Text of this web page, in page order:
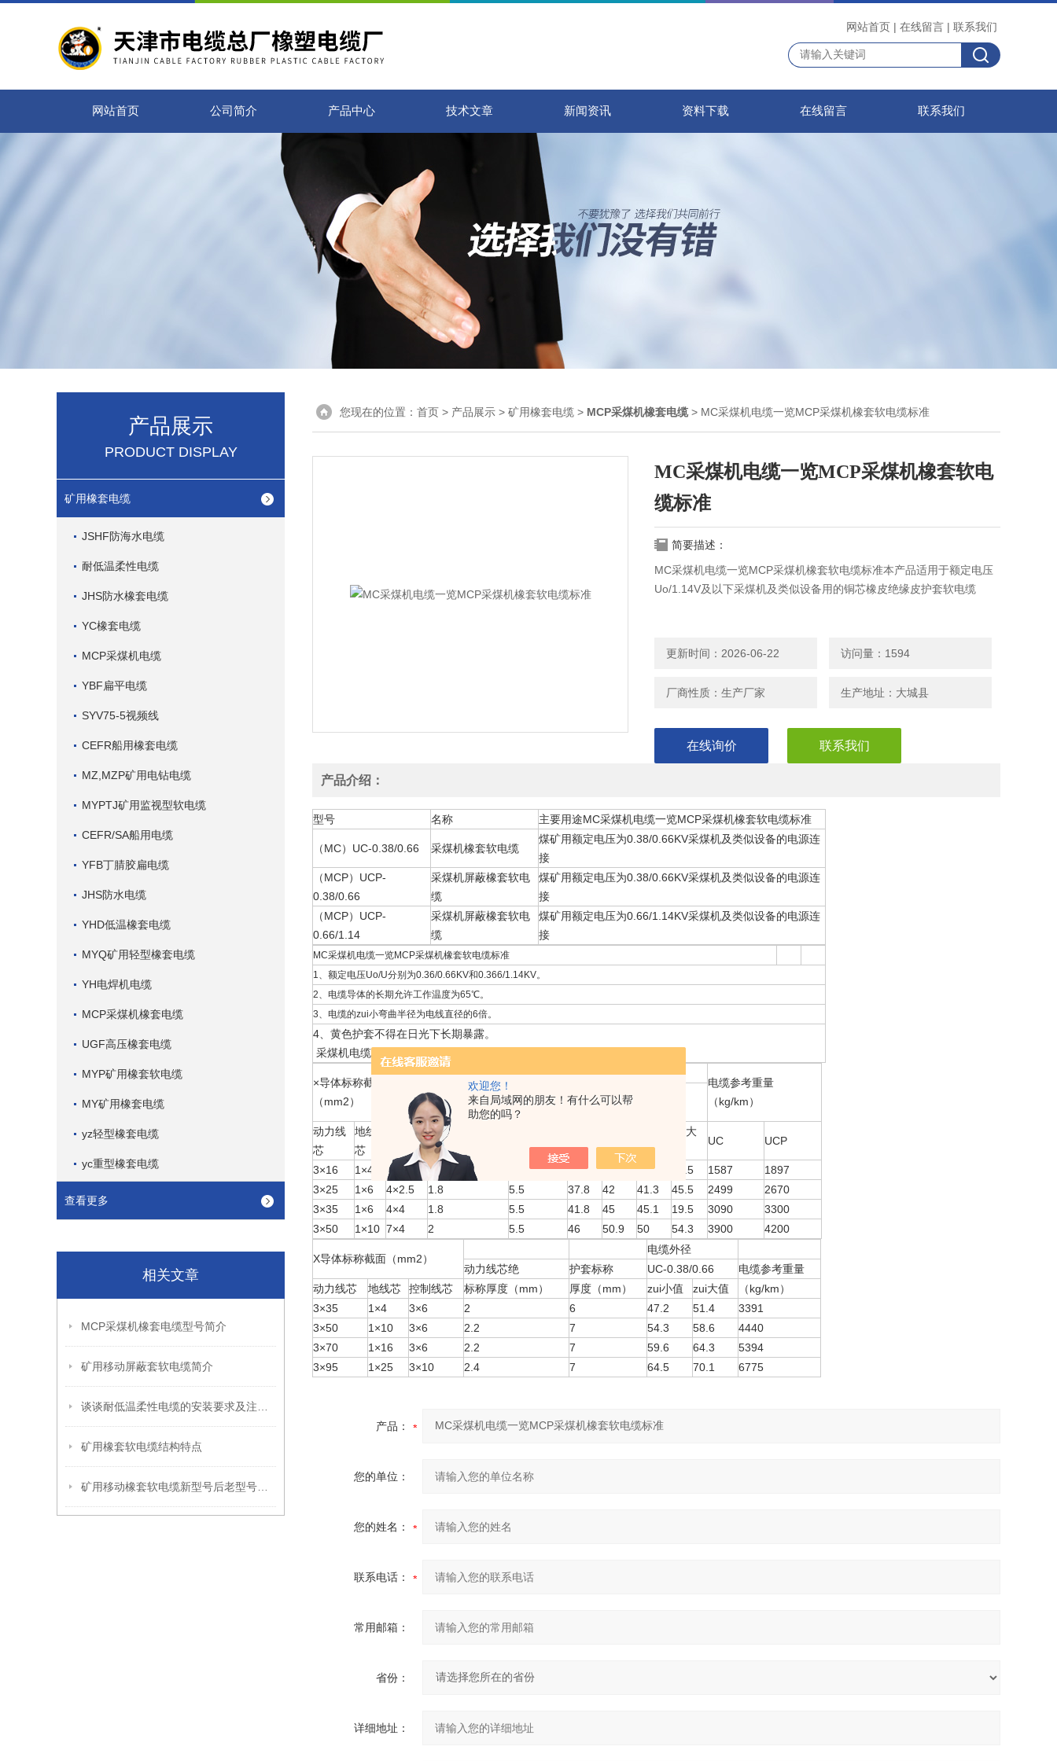
欢迎您！
来自局域网的朋友！有什么可以帮
助您的吗？
网站首页 | 在线留言 | 联系我们
网站首页 公司简介 产品中心 技术文章 新闻资讯 资料下载 在线留言 联系我们
产品展示
PRODUCT DISPLAY
矿用橡套电缆
JSHF防海水电缆
耐低温柔性电缆
JHS防水橡套电缆
YC橡套电缆
MCP采煤机电缆
YBF扁平电缆
SYV75-5视频线
CEFR船用橡套电缆
MZ,MZP矿用电钻电缆
MYPTJ矿用监视型软电缆
CEFR/SA船用电缆
YFB丁腈胶扁电缆
JHS防水电缆
YHD低温橡套电缆
MYQ矿用轻型橡套电缆
YH电焊机电缆
MCP采煤机橡套电缆
UGF高压橡套电缆
MYP矿用橡套软电缆
MY矿用橡套电缆
yz轻型橡套电缆
yc重型橡套电缆
查看更多
相关文章
MCP采煤机橡套电缆型号简介
矿用移动屏蔽套软电缆简介
矿用橡套软电缆结构特点
您现在的位置： 首页 > 产品展示 > 矿用橡套电缆 > MCP采煤机橡套电缆> MC采煤机电缆一览MCP采煤机橡套软电缆标准
MC采煤机电缆一览MCP采煤机橡套软电
缆标准
简要描述：
MC采煤机电缆一览MCP采煤机橡套软电缆标准本产品适用于额定电压
Uo/1.14V及以下采煤机及类似设备用的铜芯橡皮绝缘皮护套软电缆
更新时间：2026-06-22 访问量：1594
厂商性质：生产厂家 生产地址：大城县
在线询价 联系我们
产品介绍：
型号 名称 主要用途MC采煤机电缆一览MCP采煤机橡套软电缆标准
（MC）UC-0.38/0.66 采煤机橡套软电缆
煤矿用额定电压为0.38/0.66KV采煤机及类似设备的电源连
接
（MCP）UCP-
0.38/0.66
采煤机屏蔽橡套软电
缆
煤矿用额定电压为0.38/0.66KV采煤机及类似设备的电源连
接
（MCP）UCP-
0.66/1.14
采煤机屏蔽橡套软电
缆
煤矿用额定电压为0.66/1.14KV采煤机及类似设备的电源连
接
MC采煤机电缆一览MCP采煤机橡套软电缆标准
1、额定电压Uo/U分别为0.36/0.66KV和0.366/1.14KV。
2、电缆导体的长期允许工作温度为65℃。
3、电缆的zui小弯曲半径为电线直径的6倍。
4、黄色护套不得在日光下长期暴露。
采煤机电缆一览采煤机橡套软电缆标准外径
×导体标称截面
（mm2）
电缆外径
电缆参考重量
（kg/km）
动力线芯绝缘 护套标称 UC-0.38/0.66
动力线
芯
地线
芯
控制线
标称厚度
（mm）
（mm）
值
值
值
zui大
UC UCP
3×16 1×4 3×2.5 1.6 31.4 35.1 34.7 38.5 1587
1897
3×25
1×6 4×2.5 1.8 5.5 37.8 42 41.3 45.5 2499
2670
3×35
1×6 4×4 1.8 5.5 41.8 45 45.1 19.5 3090
3300
3×50
1×10 7×4 2 5.5 46 50.9 50 54.3 3900 4200
X导体标称截面（mm2）
电缆外径
动力线芯绝
护套标称 UC-0.38/0.66
电缆参考重量
动力线芯
地线芯 控制线芯 标称厚度（mm） 厚度（mm） zui小值 zui大值
（kg/km）
3×35
1×4 3×6 2 6 47.2 51.4
3391
3×50
1×10 3×6 2.2 7 54.3 58.6
4440
3×70
1×16 3×6 2.2 7 59.6 64.3
5394
3×95
1×25 3×10 2.4 7 64.5 70.1 6775
产品：
您的单位：
您的姓名：
联系电话：
常用邮箱：
省份：
详细地址：